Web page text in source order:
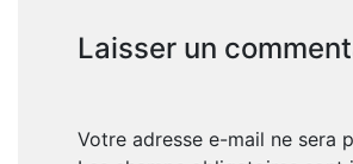
Laisser un
Votre adresse e-mail ne sera